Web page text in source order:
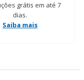
grátis em até 7
dias.
Saiba mais